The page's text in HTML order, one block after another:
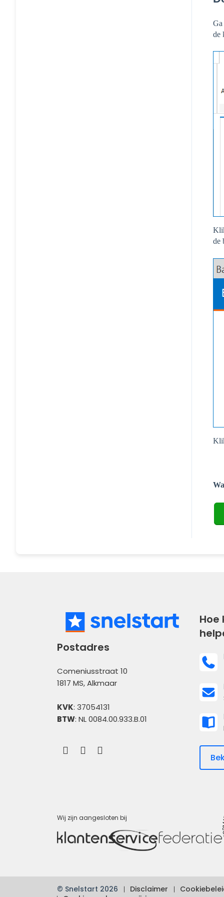
Ga
de
de
Postadres
Comeniusstraat 10
1817 MS, Alkmaar
KVK: 37054131
BTW: NL 0084.00.933.B.01
Hoe
Wij zijn aangesloten bij
© Snelstart 2026 Disclaimer